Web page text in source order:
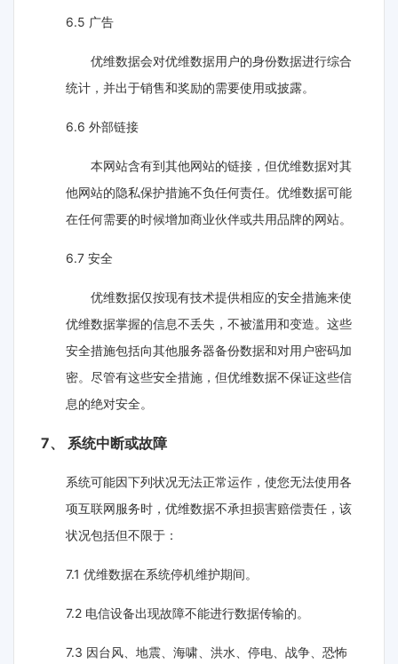
6.5 广告
优维数据会对优维数据用户的身份数据进行综合
统计，并出于销售和奖励的需要使用或披露。
6.6 外部链接
本网站含有到其他网站的链接，但优维数据对其
他网站的隐私保护措施不负任何责任。优维数据可能
在任何需要的时候增加商业伙伴或共用品牌的网站。
6.7 安全
优维数据仅按现有技术提供相应的安全措施来使
优维数据掌握的信息不丢失，不被滥用和变造。这些
安全措施包括向其他服务器备份数据和对用户密码加
密。尽管有这些安全措施，但优维数据不保证这些信
息的绝对安全。
7、 系统中断或故障
系统可能因下列状况无法正常运作，使您无法使用各
项互联网服务时，优维数据不承担损害赔偿责任，该
状况包括但不限于：
7.1 优维数据在系统停机维护期间。
7.2 电信设备出现故障不能进行数据传输的。
7.3 因台风、地震、海啸、洪水、停电、战争、恐怖